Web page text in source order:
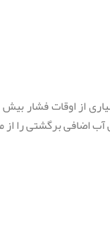
از اوقات فشار
برگشتی را